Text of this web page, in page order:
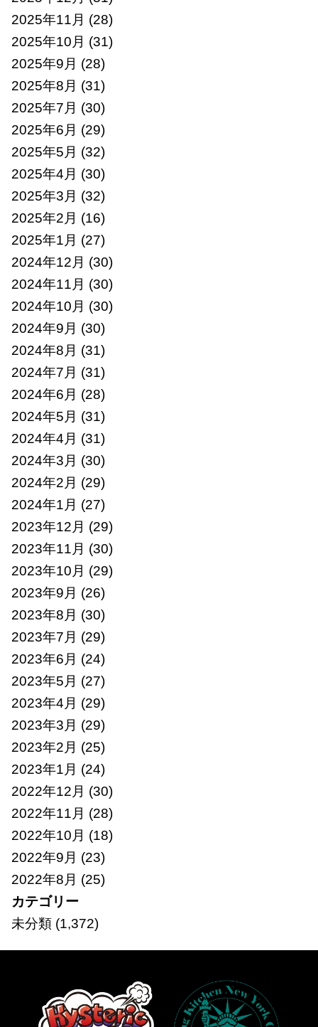
2025年11月 (28)
2025年10月 (31)
2025年9月 (28)
2025年8月 (31)
2025年7月 (30)
2025年6月 (29)
2025年5月 (32)
2025年4月 (30)
2025年3月 (32)
2025年2月 (16)
2025年1月 (27)
2024年12月 (30)
2024年11月 (30)
2024年10月 (30)
2024年9月 (30)
2024年8月 (31)
2024年7月 (31)
2024年6月 (28)
2024年5月 (31)
2024年4月 (31)
2024年3月 (30)
2024年2月 (29)
2024年1月 (27)
2023年12月 (29)
2023年11月 (30)
2023年10月 (29)
2023年9月 (26)
2023年8月 (30)
2023年7月 (29)
2023年6月 (24)
2023年5月 (27)
2023年4月 (29)
2023年3月 (29)
2023年2月 (25)
2023年1月 (24)
2022年12月 (30)
2022年11月 (28)
2022年10月 (18)
2022年9月 (23)
2022年8月 (25)
カテゴリー
未分類(1,372)